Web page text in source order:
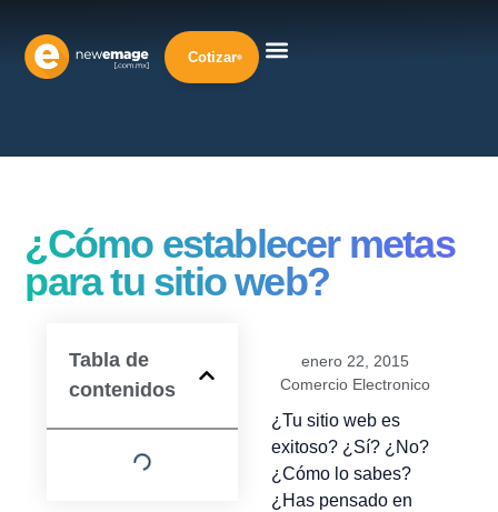
Cotizar
¿Cómo establecer metas
para tu sitio web?
Tabla de
contenidos
enero 22, 2015
Comercio Electronico
¿Tu sitio web es
exitoso? ¿Sí? ¿No?
¿Cómo lo sabes?
¿Has pensado en